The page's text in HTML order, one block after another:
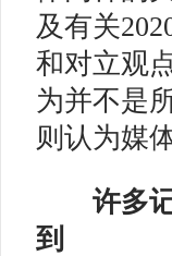
及有关
和对立观
为并不是
则认为媒
许多记
到